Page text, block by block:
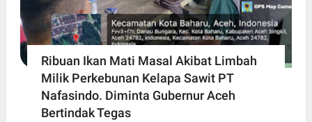
Ribuan Ikan Mati Masal Akibat Limbah
Milik Perkebunan Kelapa Sawit PT
Nafasindo. Diminta Gubernur Aceh
Bertindak Tegas